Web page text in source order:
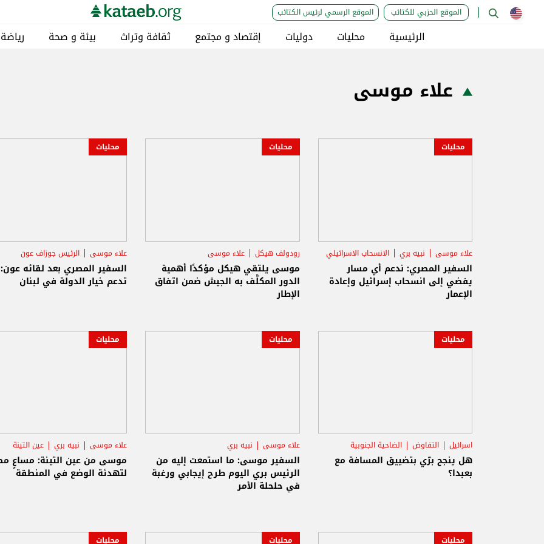
الموقع الحزبي للكتائب الموقع الرسمي لرئيس الكتائب
الرئيسية محليات دوليات إقتصاد و مجتمع ثقافة وتراث بيئة و صحة رياضة
علاء موسى
محليات
علاء موسى نبيه بري الانسحاب الاسرائيلي
السفير المصري: ندعم أي مسار
يفضي إلى انسحاب إسرائيل وإعادة
الإعمار
محليات
رودولف هيكل علاء موسى
موسى يلتقي هيكل مؤكدًا أهمية
الدور المكلَّف به الجيش ضمن اتفاق
الإطار
محليات
علاء موسى الرئيس جوزاف عون
السفير المصري بعد لقائه
تدعم خيار الدولة في لبنان
محليات
اسرائيل التفاوض الضاحية الجنوبية
هل ينجح برّي بتضييق المسافة مع
بعبدا؟
محليات
علاء موسى نبيه بري
السفير موسى: ما استمعت إليه من
الرئيس بري اليوم طرح إيجابي ورغبة
في حلحلة الأمر
محليات
علاء موسى نبيه بري عين التينة
موسى من عين التينة: مساعٍ
لتهدئة الوضع في المنطقة
محليات محليات محليات